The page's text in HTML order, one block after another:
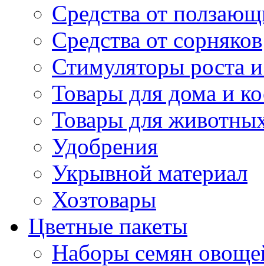
Средства от
Средства от сорняков
Стимуляторы роста и
Товары для дома и
Товары для
Удобрения
Укрывной материал
Хозтовары
Цветные пакеты
Наборы семян